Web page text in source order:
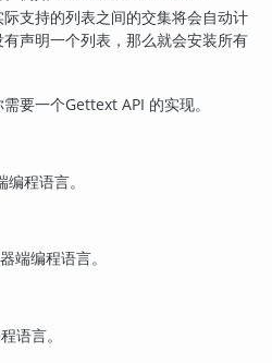
际支持的列表之间的交集将会自动计
声明一个列表，那么就会安装所有
要一个Gettext API 的实现。
编程语言。
端编程语言。
语言。